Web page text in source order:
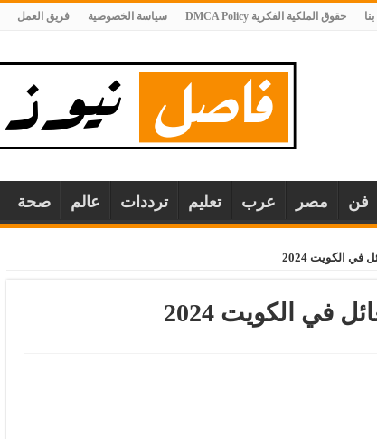
حقوق الملكية الفكرية DMCA Policy سياسة الخصوصية فريق العمل
فن مصر عرب تعليم ترددات عالم صحة
في الكويت 2024
في الكويت 2024